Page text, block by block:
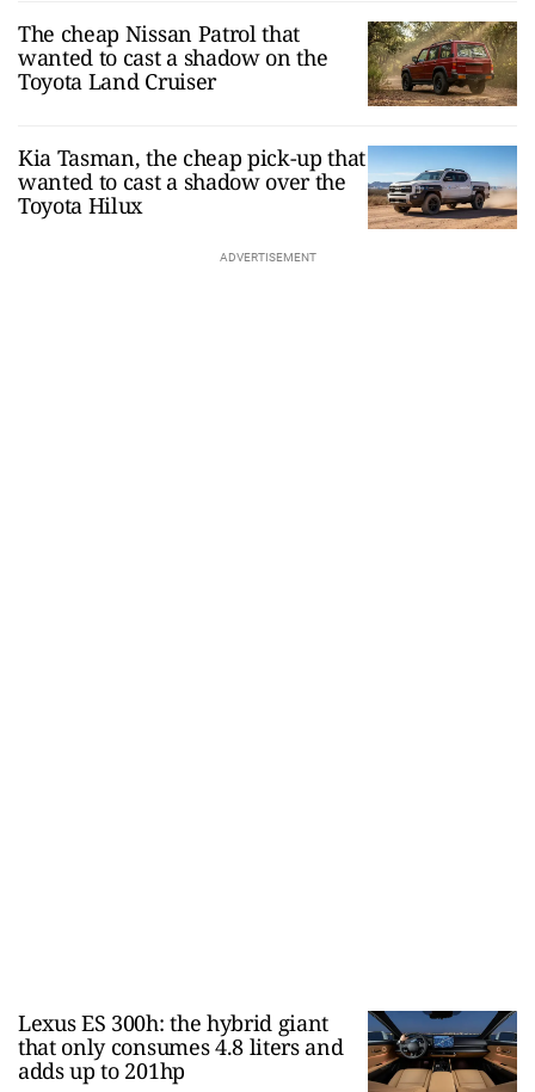
The cheap Nissan Patrol that
wanted to cast a shadow on the
Toyota Land Cruiser
Kia Tasman, the cheap pick-up that
wanted to cast a shadow over the
Toyota Hilux
Lexus ES 300h: the hybrid giant
that only consumes 4.8 liters and
adds up to 201hp